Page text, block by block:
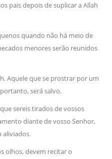
pais depois de suplicar a Allah
quando não há meio de
menores serão reunidos
Aquele que se prostrar por um
será salvo.
sereis tirados de vossos
diante de vosso Senhor,
aliviados.
olhos, devem recitar o